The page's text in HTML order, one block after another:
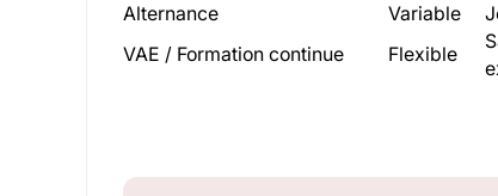
Alternance
Variable
VAE / Formation continue
Flexible